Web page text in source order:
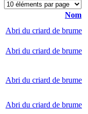
Nom
Abri du criard de brume
Abri du criard de brume
Abri du criard de brume
Abri du criard de brume